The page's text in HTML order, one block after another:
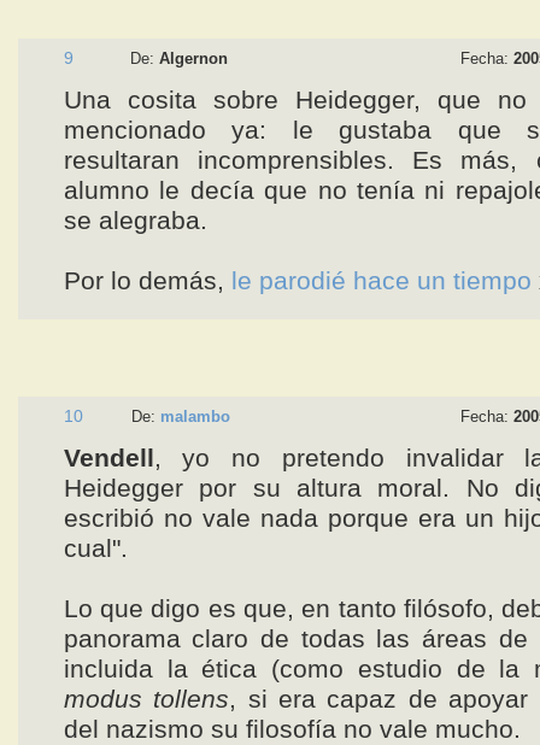
9 De: Algernon Fecha:
Una cosita sobre Heidegger, que
mencionado ya: le gustaba que
resultaran incomprensibles. Es más,
alumno le decía que no tenía ni
se alegraba.
Por lo demás, le parodié hace un tiempo
10 De: malambo Fecha:
Vendell , yo no pretendo invalidar
Heidegger por su altura moral. No
escribió no vale nada porque era un
cual".
Lo que digo es que, en tanto filósofo,
panorama claro de todas las áreas de
incluida la ética (como estudio de la
modus tollens , si era capaz de apoyar
del nazismo su filosofía no vale mucho.